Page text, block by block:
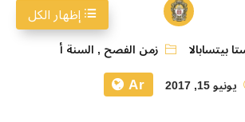
بيتسابالا زمن الفصح , السنة أ
يونيو 15, 2017
Ar
إظهار الكل